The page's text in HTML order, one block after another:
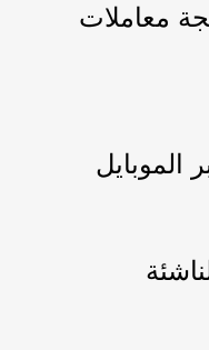
معاملات
الموبايل